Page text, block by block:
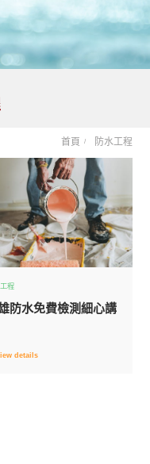
首頁 防水工程
程
防水免費檢測細心講
details